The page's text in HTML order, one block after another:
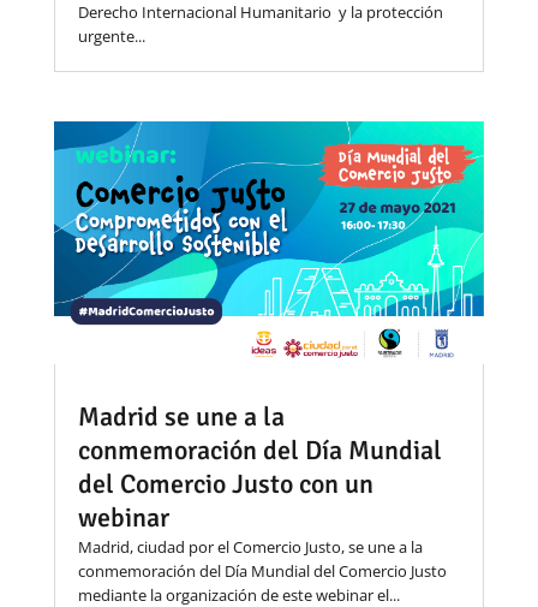
Derecho Internacional Humanitario y la protección
urgente...
Madrid se une a la
conmemoración del Día Mundial
del Comercio Justo con un
webinar
Madrid, ciudad por el Comercio Justo, se une a la
conmemoración del Día Mundial del Comercio Justo
mediante la organización de este webinar el...